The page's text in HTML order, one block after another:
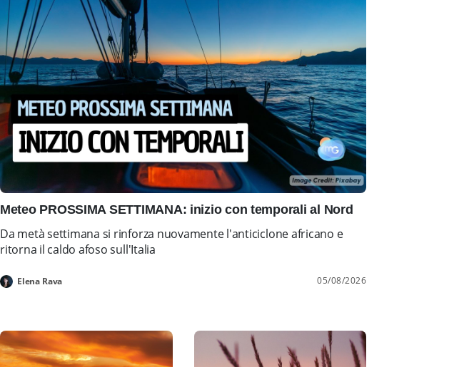
Meteo PROSSIMA SETTIMANA: inizio con temporali al Nord
Da metà settimana si rinforza nuovamente l'anticiclone africano e
ritorna il caldo afoso sull'Italia
Elena Rava 05/08/2026